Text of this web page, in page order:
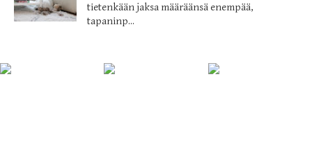
tietenkään jaksa määräänsä enempää,
tapaninp...